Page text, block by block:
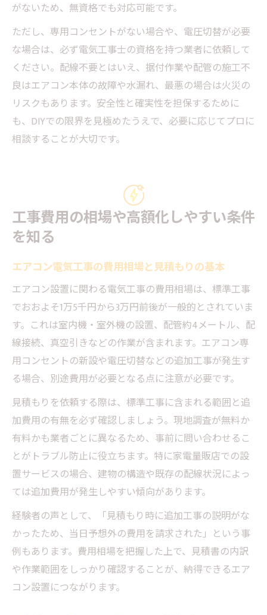
がないため、無資格でも対応可能です。
ただし、専用コンセントがない場合や、電圧切替が必要
な場合は、必ず電気工事士の資格を持つ業者に依頼して
ください。配線不要とはいえ、据付作業や配管の施工不
良はエアコン本体の故障や水漏れ、最悪の場合は火災の
リスクもあります。安全性と確実性を担保するために
も、DIYでの限界を見極めたうえで、必要に応じてプロに
相談することが大切です。
工事費用の相場や高額化しやすい条件
を知る
エアコン電気工事の費用相場と見積もりの基本
エアコン設置に関わる電気工事の費用相場は、標準工事
でおおよそ1万5千円から3万円前後が一般的とされていま
す。これは室内機・室外機の設置、配管約4メートル、配
線接続、真空引きなどの作業が含まれます。エアコン専
用コンセントの新設や電圧切替などの追加工事が発生す
る場合、別途費用が必要となる点に注意が必要です。
見積もりを依頼する際は、標準工事に含まれる範囲と追
加費用の有無を必ず確認しましょう。現地調査が無料か
有料かも業者ごとに異なるため、事前に問い合わせるこ
とがトラブル防止に役立ちます。特に家電量販店での設
置サービスの場合、建物の構造や既存の配線状況によっ
ては追加費用が発生しやすい傾向があります。
経験者の声として、「見積もり時に追加工事の説明がな
かったため、当日予想外の費用を請求された」という事
例もあります。費用相場を把握した上で、見積書の内訳
や作業範囲をしっかり確認することが、納得できるエア
コン設置につながります。